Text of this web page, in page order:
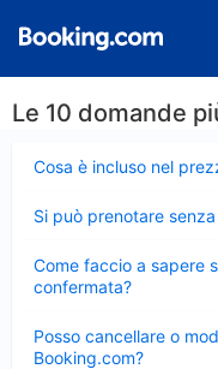
Le 10 domande
Cosa è incluso nel
chiuso
Si può prenotare
chiuso
Come faccio a sapere
confermata?
chiuso
Posso cancellare o
Booking.com?
chiuso